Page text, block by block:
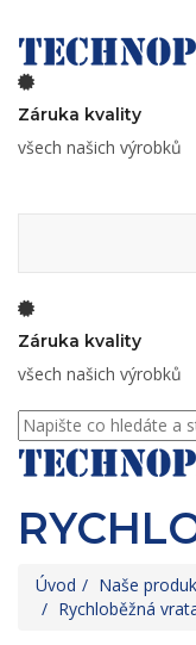
Záruka kvality
všech našich výrobků
Záruka kvality
všech našich výrobků
Úvod Naše
Rychloběžná